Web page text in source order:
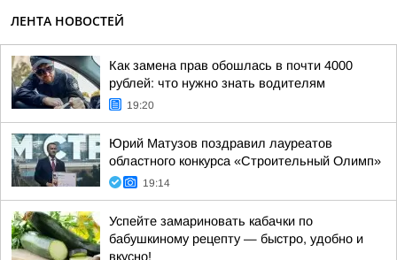
ЛЕНТА НОВОСТЕЙ
Как замена прав обошлась в почти 4000
рублей: что нужно знать водителям
19:20
Юрий Матузов поздравил лауреатов
областного конкурса «Строительный Олимп»
19:14
Успейте замариновать кабачки по
бабушкиному рецепту — быстро, удобно и
вкусно!